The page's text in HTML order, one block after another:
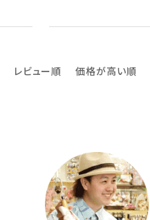
レビュー順 価格が高い順